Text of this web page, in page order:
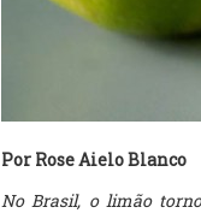
Por Rose Aielo Blanco
No Brasil, o limão